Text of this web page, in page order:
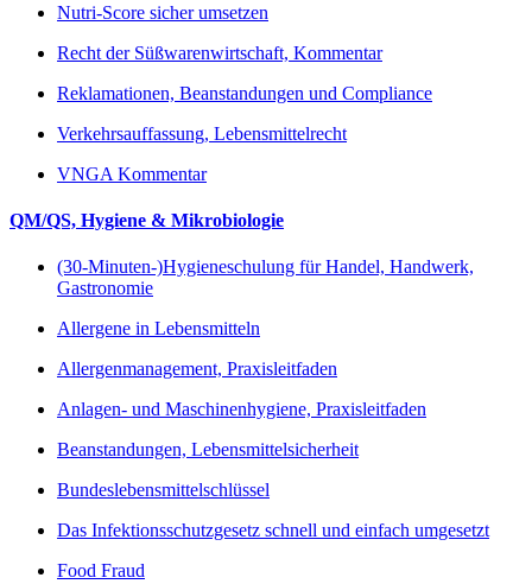
Nutri-Score sicher umsetzen
Recht der Süßwarenwirtschaft, Kommentar
Reklamationen, Beanstandungen und Compliance
Verkehrsauffassung, Lebensmittelrecht
VNGA Kommentar
QM/QS, Hygiene & Mikrobiologie
(30-Minuten-)Hygieneschulung für Handel, Handwerk,
Gastronomie
Allergene in Lebensmitteln
Allergenmanagement, Praxisleitfaden
Anlagen- und Maschinenhygiene, Praxisleitfaden
Beanstandungen, Lebensmittelsicherheit
Bundeslebensmittelschlüssel
Das Infektionsschutzgesetz schnell und einfach umgesetzt
Food Fraud